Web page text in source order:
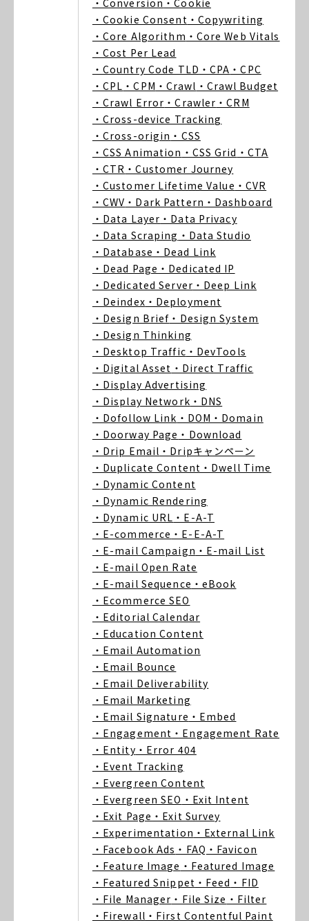
・Conversion ・Cookie
・Cookie Consent ・Copywriting
・Core Algorithm ・Core Web Vitals
・Cost Per Lead
・Country Code TLD ・CPA ・CPC
・CPL ・CPM ・Crawl ・Crawl Budget
・Crawl Error ・Crawler ・CRM
・Cross-device Tracking
・Cross-origin ・CSS
・CSS Animation ・CSS Grid ・CTA
・CTR ・Customer Journey
・Customer Lifetime Value ・CVR
・CWV ・Dark Pattern ・Dashboard
・Data Layer ・Data Privacy
・Data Scraping ・Data Studio
・Database ・Dead Link
・Dead Page ・Dedicated IP
・Dedicated Server ・Deep Link
・Deindex ・Deployment
・Design Brief ・Design System
・Design Thinking
・Desktop Traffic ・DevTools
・Digital Asset ・Direct Traffic
・Display Advertising
・Display Network ・DNS
・Dofollow Link ・DOM ・Domain
・Doorway Page ・Download
・Drip Email ・Dripキャンペーン
・Duplicate Content ・Dwell Time
・Dynamic Content
・Dynamic Rendering
・Dynamic URL ・E-A-T
・E-commerce ・E-E-A-T
・E-mail Campaign ・E-mail List
・E-mail Open Rate
・E-mail Sequence ・eBook
・Ecommerce SEO
・Editorial Calendar
・Education Content
・Email Automation
・Email Bounce
・Email Deliverability
・Email Marketing
・Email Signature ・Embed
・Engagement ・Engagement Rate
・Entity ・Error 404
・Event Tracking
・Evergreen Content
・Evergreen SEO ・Exit Intent
・Exit Page ・Exit Survey
・Experimentation ・External Link
・Facebook Ads ・FAQ ・Favicon
・Feature Image ・Featured Image
・Featured Snippet ・Feed ・FID
・File Manager ・File Size ・Filter
・Firewall ・First Contentful Paint